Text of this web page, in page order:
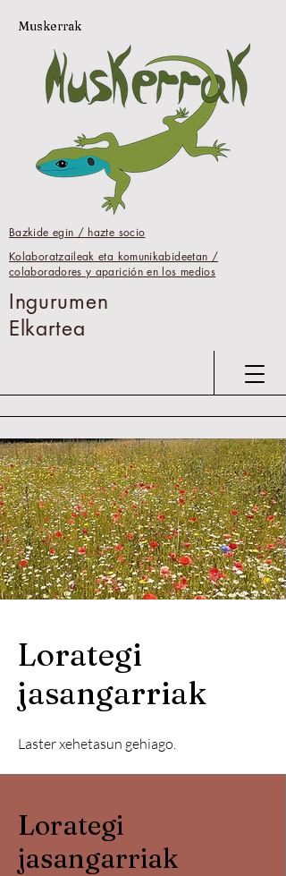
Ingurumen
Elkartea
Bazkide egin / hazte socio
Kolaboratzaileak eta komunikabideetan /
colaboradores y aparición en los medios
Muskerrak
Lorategi
jasangarriak
Laster xehetasun gehiago.
Lorategi
jasangarriak